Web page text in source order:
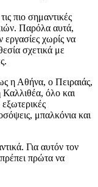
πιο σημαντικές
Παρόλα αυτά,
εργασίες χωρίς να
σχετικά με
η Αθήνα, ο Πειραιάς,
όλο και
μπαλκόνια και
Για αυτόν τον
πρώτα να